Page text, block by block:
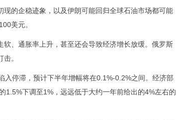
的企稳迹象，以及伊朗可能回归全球石油市场都可能
美元。
、通胀率上升，甚至还会导致经济增长放缓。俄罗斯
。
停滞，预计下半年增幅将在0.1%-0.2%之间。经济部
1.5%下调至1%，远远低于大约一年前给出的4%左右的